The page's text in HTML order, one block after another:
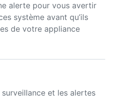
alerte pour vous avertir
système avant qu’ils
de votre appliance
et les alertes